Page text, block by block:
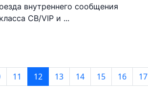
внутреннего сообщения
СВ/VIP и ...
11 12 13 14 15 16 17